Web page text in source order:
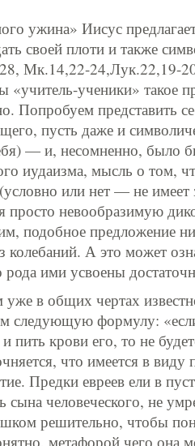
ужина» Иисус
своей плоти и также
Мк.14,22-24,Лук.22,19-
«учитель-ученики» такое
Попробуем представить
пусть даже и
— и, несомненно, было
иудаизма, мысль о том,
или нет — не имеет
просто невообразимую
подобное предложение
колебаний. А это может
рода ими усвоены
уже в общих чертах
следующую формулу: «если
пить крови его, то не
что имеется в
Предки евреев ели в
сына человеческого, не
решительно, чтобы
метафорой чего она